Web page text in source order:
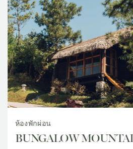
ห้องพักผ่อน
BUNGALOW